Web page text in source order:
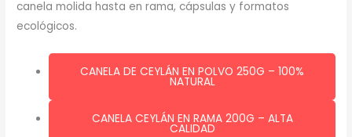
canela molida hasta en rama, cápsulas y formatos
ecológicos.
CANELA DE CEYLÁN EN POLVO 250G – 100%
NATURAL
CANELA CEYLÁN EN RAMA 200G – ALTA
CALIDAD